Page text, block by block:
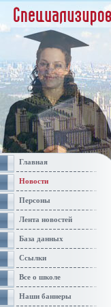
Главная
Новости
Персоны
Лента новостей
База данных
Ссылки
Все о школе
Наши баннеры